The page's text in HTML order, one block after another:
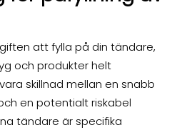
att fylla på din tändare,
och produkter helt
skillnad mellan en snabb
en potentialt riskabel
tändare är specifika